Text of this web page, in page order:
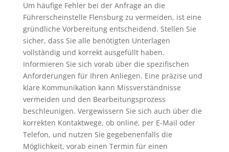
Um häufige Fehler bei der Anfrage an die
Führerscheinstelle Flensburg zu vermeiden, ist eine
gründliche Vorbereitung entscheidend. Stellen Sie
sicher, dass Sie alle benötigten Unterlagen
vollständig und korrekt ausgefüllt haben.
Informieren Sie sich vorab über die spezifischen
Anforderungen für Ihren Anliegen. Eine präzise und
klare Kommunikation kann Missverständnisse
vermeiden und den Bearbeitungsprozess
beschleunigen. Vergewissern Sie sich auch über die
korrekten Kontaktwege, ob online, per E-Mail oder
Telefon, und nutzen Sie gegebenenfalls die
Möglichkeit, vorab einen Termin für einen